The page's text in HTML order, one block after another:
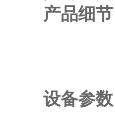
产品细节
设备参数